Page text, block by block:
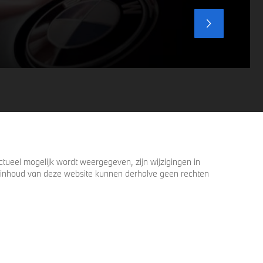
mogelijk wordt weergegeven, zijn wijzigingen in
van deze website kunnen derhalve geen rechten